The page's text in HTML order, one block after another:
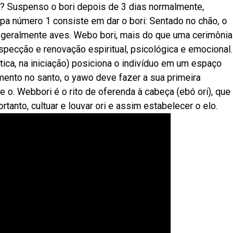
Suspenso o bori depois de 3 dias normalmente,
número 1 consiste em dar o bori: Sentado no chão, o
aves. Webo bori, mais do que uma cerimônia
e renovação espiritual, psicológica e emocional.
na iniciação) posiciona o indivíduo em um espaço
no santo, o yawo deve fazer a sua primeira
Webbori é o rito de oferenda à cabeça (ebó ori), que
cultuar e louvar ori e assim estabelecer o elo.